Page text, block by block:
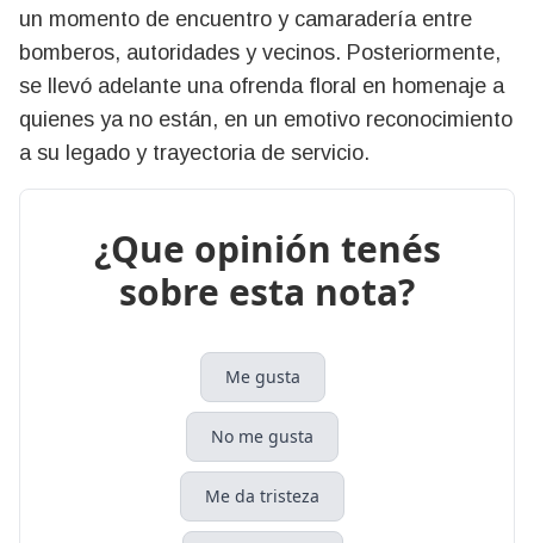
un momento de encuentro y camaradería entre
bomberos, autoridades y vecinos. Posteriormente,
se llevó adelante una ofrenda floral en homenaje a
quienes ya no están, en un emotivo reconocimiento
a su legado y trayectoria de servicio.
¿Que opinión tenés
sobre esta nota?
Me gusta
No me gusta
Me da tristeza